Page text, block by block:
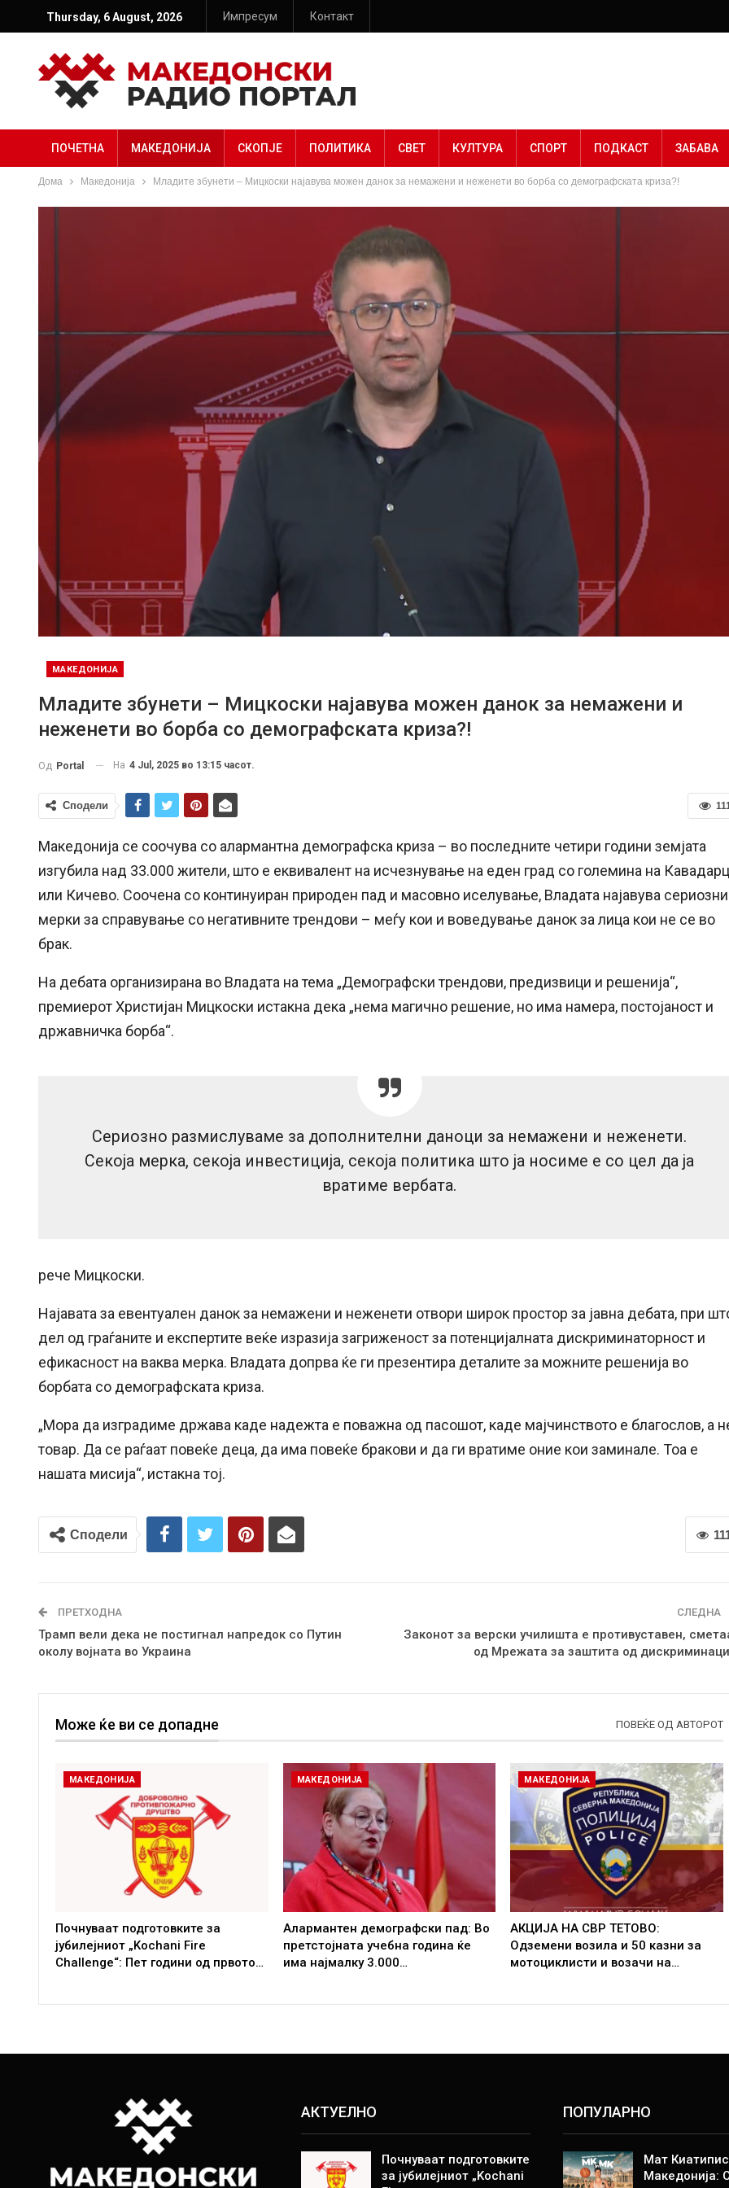
Thursday, 6 August, 2026 Импресум Контакт
ПОЧЕТНА МАКЕДОНИЈА СКОПЈЕ ПОЛИТИКА СВЕТ КУЛТУРА СПОРТ ПОДКАСТ ЗАБАВА
Дома Македонија Младите збунети – Мицкоски најавува можен данок за немажени и неженети во борба со демографската криза?!
МАКЕДОНИЈА
Младите збунети – Мицкоски најавува можен данок за немажени и
неженети во борба со демографската криза?!
Од Portal На 4 Jul, 2025 во 13:15 часот.
Сподели
Македонија се соочува со алармантна демографска криза – во последните четири години земјата
изгубила над 33.000 жители, што е еквивалент на исчезнување на еден град со големина на
или Кичево. Соочена со континуиран природен пад и масовно иселување, Владата најавува сериозни
мерки за справување со негативните трендови – меѓу кои и воведување данок за лица кои не се во
брак.
На дебата организирана во Владата на тема „Демографски трендови, предизвици и решенија“,
премиерот Христијан Мицкоски истакна дека „нема магично решение, но има намера, постојаност и
државничка борба“.
Сериозно размислуваме за дополнителни даноци за немажени и неженети.
Секоја мерка, секоја инвестиција, секоја политика што ја носиме е со цел да ја
вратиме вербата.
рече Мицкоски.
Најавата за евентуален данок за немажени и неженети отвори широк простор за јавна дебата, при
дел од граѓаните и експертите веќе изразија загриженост за потенцијалната дискриминаторност и
ефикасност на ваква мерка. Владата допрва ќе ги презентира деталите за можните решенија во
борбата со демографската криза.
„Мора да изградиме држава каде надежта е поважна од пасошот, каде мајчинството е благослов, а
товар. Да се раѓаат повеќе деца, да има повеќе бракови и да ги вратиме оние кои заминале. Тоа е
нашата мисија“, истакна тој.
Сподели
ПРЕТХОДНА
Трамп вели дека не постигнал напредок со Путин
околу војната во Украина
СЛЕДНА
Законот за верски училишта е противуставен,
од Мрежата за заштита од
Може ќе ви се допадне ПОВЕЌЕ ОД АВТОРОТ
МАКЕДОНИЈА
Почнуваат подготовките за
јубилејниот „Kochani Fire
Challenge“: Пет години од првото…
МАКЕДОНИЈА
Алармантен демографски пад: Во
претстојната учебна година ќе
има најмалку 3.000…
МАКЕДОНИЈА
АКЦИЈА НА СВР ТЕТОВО:
Одземени возила и 50 казни за
мотоциклисти и возачи на…
АКТУЕЛНО
Почнуваат подготовките
за јубилејниот „Kochani
ПОПУЛАРНО
Мат
Македонија: